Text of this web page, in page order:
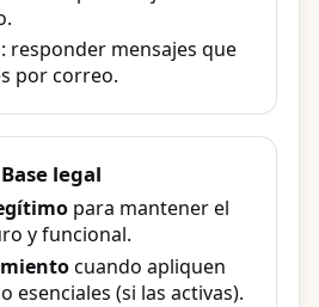
: responder mensajes que
por correo.
Base legal
para mantener el
y funcional.
cuando apliquen
esenciales (si las activas).